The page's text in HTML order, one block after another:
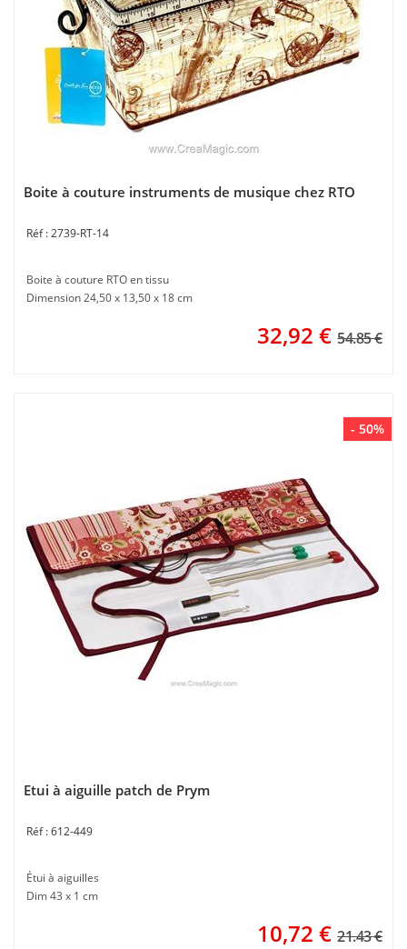
Boite à couture instruments de musique chez RTO
2739-RT-14
Boite à couture RTO en tissu
Dimension 24,50 x 13,50 x 18 cm
32,92 € 54.85 €
- 50%
Etui à aiguille patch de Prym
612-449
Étui à aiguilles
Dim 43 x 1 cm
10,72 € 21.43 €